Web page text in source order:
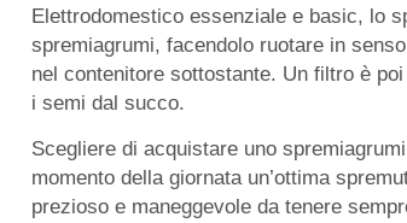
Elettrodomestico essenziale e basic, lo
spremiagrumi, facendolo ruotare in
nel contenitore sottostante. Un filtro è
i semi dal succo.
Scegliere di acquistare uno
momento della giornata un’ottima
prezioso e maneggevole da tenere